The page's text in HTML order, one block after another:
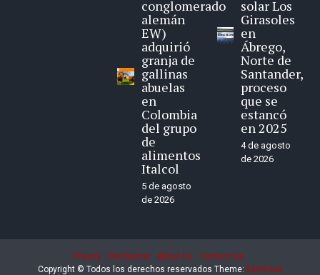
conglomerado
alemán
EW)
adquirió
granja de
gallinas
abuelas
en
Colombia
del grupo
de
alimentos
Italcol
5 de agosto
de 2026
solar Los
Girasoles
en
Ábrego,
Norte de
Santander,
proceso
que se
estancó
en 2025
4 de agosto
de 2026
Privacy Disclaimer About Us
Contact Us
Copyright © Todos los derechos reservados Theme: Eximious